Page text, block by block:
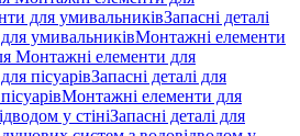
для умивальниківЗапасні деталі
умивальниківМонтажні елементи
Монтажні елементи для
пісуарівЗапасні деталі для
Монтажні елементи для
у стініЗапасні деталі для